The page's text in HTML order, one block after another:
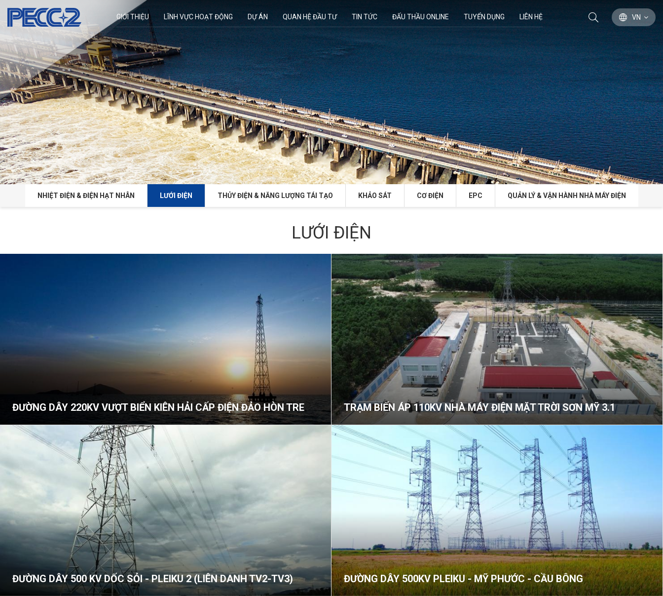
GIỚI THIỆU LĨNH VỰC HOẠT ĐỘNG DỰ ÁN QUAN HỆ ĐẦU TƯ TIN TỨC ĐẤU THẦU ONLINE TUYỂN DỤNG LIÊN HỆ VN
NHIỆT ĐIỆN & ĐIỆN HẠT NHÂN LƯỚI ĐIỆN THỦY ĐIỆN & NĂNG LƯỢNG TÁI TẠO KHẢO SÁT CƠ ĐIỆN EPC QUẢN LÝ & VẬN HÀNH NHÀ MÁY ĐIỆN
LƯỚI ĐIỆN
ĐƯỜNG DÂY 220KV VƯỢT BIỂN KIÊN HẢI CẤP ĐIỆN ĐẢO HÒN TRE TRẠM BIẾN ÁP 110KV NHÀ MÁY ĐIỆN MẶT TRỜI SƠN MỸ 3.1
ĐƯỜNG DÂY 500 KV DỐC SỎI - PLEIKU 2 (LIÊN DANH TV2-TV3) ĐƯỜNG DÂY 500KV PLEIKU - MỸ PHƯỚC - CẦU BÔNG